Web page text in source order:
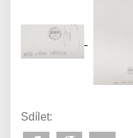
Sdílet: